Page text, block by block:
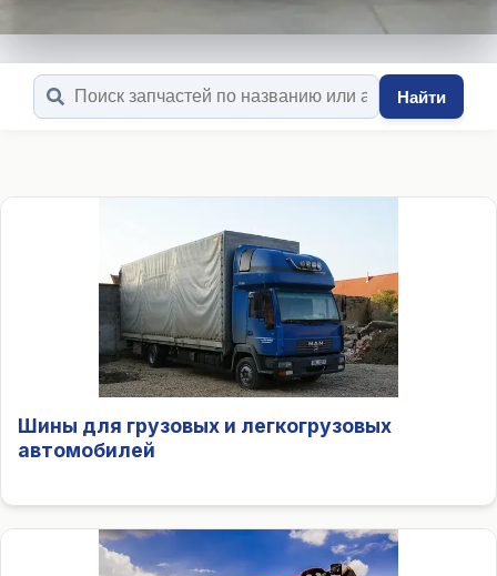
Найти
Шины для грузовых и легкогрузовых
автомобилей